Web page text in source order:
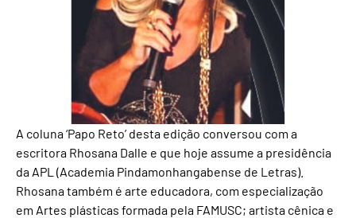
A coluna ‘Papo Reto’ desta edição conversou com a
escritora Rhosana Dalle e que hoje assume a presidência
da APL (Academia Pindamonhangabense de Letras).
Rhosana também é arte educadora, com especialização
em Artes plásticas formada pela FAMUSC; artista cênica e